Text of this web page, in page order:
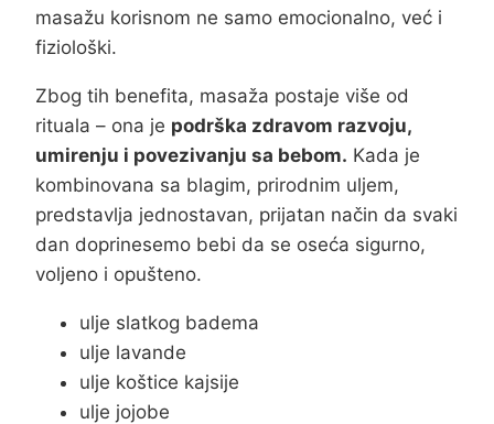
masažu korisnom ne samo emocionalno, već i
fiziološki.
Zbog tih benefita, masaža postaje više od
rituala – ona je podrška zdravom razvoju,
umirenju i povezivanju sa bebom. Kada je
kombinovana sa blagim, prirodnim uljem,
predstavlja jednostavan, prijatan način da svaki
dan doprinesemo bebi da se oseća sigurno,
voljeno i opušteno.
ulje slatkog badema
ulje lavande
ulje koštice kajsije
ulje jojobe